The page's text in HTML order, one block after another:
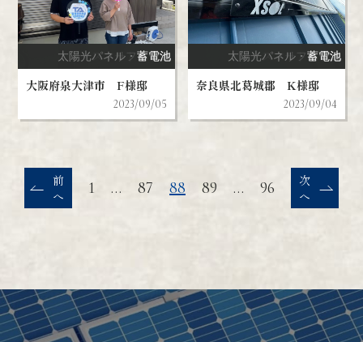
V2H
スマートハウス
リフォーム
太陽光パネル・蓄電池
蓄電池
大阪府泉大津市 F様邸
2023/09/05
V2H
スマートハウス
リフォーム
太陽光パネル・蓄電池
蓄電池
奈良県北葛城郡 K様邸
2023/09/04
前
へ
1 … 87 88 89 … 96
次
へ